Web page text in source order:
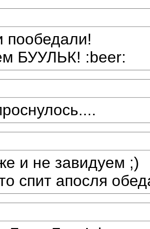
пообедали!
БУУЛЬК! :beer:
и не завидуем ;)
спит апосля